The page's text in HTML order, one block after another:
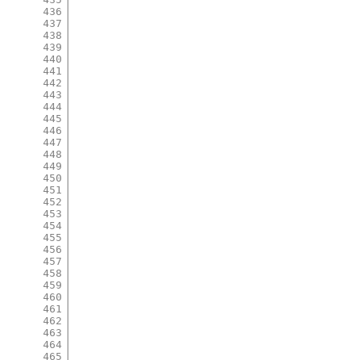
436
437
438
439
440
441
442
443
444
445
446
447
448
449
450
451
452
453
454
455
456
457
458
459
460
461
462
463
464
465